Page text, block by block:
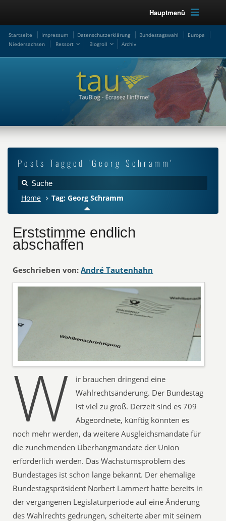
Hauptmenü
Startseite Impressum Datenschutzerklärung Bundestagswahl
Europa
Niedersachsen
Ressort Blogroll Archiv
Posts Tagged 'Georg Schramm'
Home Tag: Georg Schramm
Erststimme endlich
abschaffen
Geschrieben von: André Tautenhahn
W
ir brauchen dringend eine
Wahlrechtsänderung. Der Bundestag
ist viel zu groß. Derzeit sind es 709
Abgeordnete, künftig könnten es
noch mehr werden, da weitere Ausgleichsmandate für
die zunehmenden Überhangmandate der Union
erforderlich werden. Das Wachstumsproblem des
Bundestages ist schon lange bekannt. Der ehemalige
Bundestagspräsident Norbert Lammert hatte bereits in
der vergangenen Legislaturperiode auf eine Änderung
des Wahlrechts gedrungen, scheiterte aber mit seinem